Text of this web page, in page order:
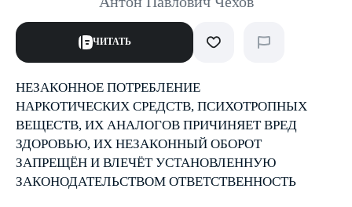
ЧИТАТЬ
НЕЗАКОННОЕ ПОТРЕБЛЕНИЕ
НАРКОТИЧЕСКИХ СРЕДСТВ, ПСИХОТРОПНЫХ
ВЕЩЕСТВ, ИХ АНАЛОГОВ ПРИЧИНЯЕТ ВРЕД
ЗДОРОВЬЮ, ИХ НЕЗАКОННЫЙ ОБОРОТ
ЗАПРЕЩЁН И ВЛЕЧЁТ УСТАНОВЛЕННУЮ
ЗАКОНОДАТЕЛЬСТВОМ ОТВЕТСТВЕННОСТЬ